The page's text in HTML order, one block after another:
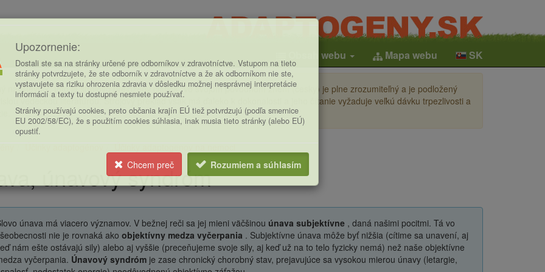
Obsah webu Mapa webu SK
návštevník, toto je strojovo preložený článok. Vo svojom pôvodnom znení (česky) je plne zrozumiteľný a je podložený
vedeckou literatúrou. Strojový preklad však má ďaleko k dokonalosti a jeho čítanie vyžaduje veľkú dávku trpezlivosti a
Účinky adaptogénov Účinky adaptogenov na nemoci
únavový syndróm
únava má viacero významov. V bežnej reči sa jej mieni väčšinou únava subjektívne, daná našimi pocitmi. Tá vo
nie je rovnaká ako objektívny medza vyčerpania . Subjektívne únava môže byť nižšia (cítime sa unavení, aj
nám ešte ostávajú sily) alebo aj vyššie (preceňujeme svoje sily, aj keď už na to telo fyzicky nemá) než naše objektívne
vyčerpania. Únavový syndrómje zase chronický chorobný stav, prejavujúce sa vysokou mierou únavy (letargie,
Upozornenie:
Dostali ste sa na stránky určené pre odborníkov v zdravotníctve. Vstupom na tieto
stránky potvrdzujete, že ste odborník v zdravotníctve a že ak odborníkom nie ste,
vystavujete sa riziku ohrozenia zdravia v dôsledku možnej nesprávnej interpretácie
informácií a texty tu dostupné nesmiete používať.
Stránky používajú cookies, preto občania krajín EÚ tiež potvrdzujú (podľa smernice
EU 2002/58/EC), že s použitím cookies súhlasia, inak musia tieto stránky (alebo EÚ)
opustiť.
Chcem preč Rozumiem a súhlasím